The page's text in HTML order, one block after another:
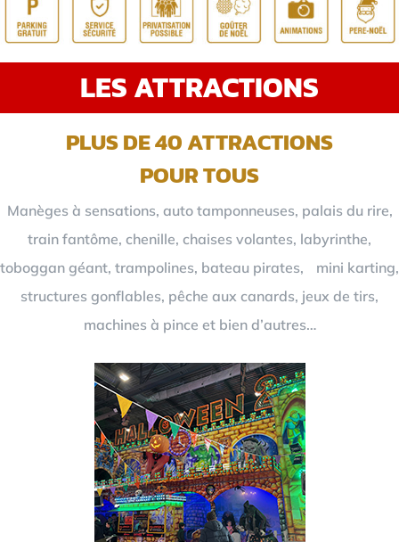
LES ATTRACTIONS
PLUS DE 40 ATTRACTIONS
POUR TOUS
Manèges à sensations, auto tamponneuses, palais du rire,
train fantôme, chenille, chaises volantes, labyrinthe,
toboggan géant, trampolines, bateau pirates, mini karting,
structures gonflables, pêche aux canards, jeux de tirs,
machines à pince et bien d’autres…